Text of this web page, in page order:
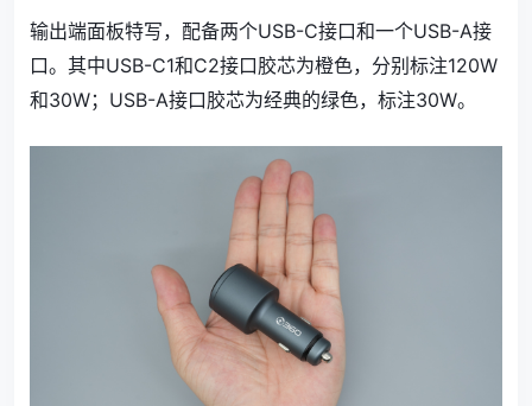
输出端面板特写，配备两个USB-C接口和一个USB-A接
口。其中USB-C1和C2接口胶芯为橙色，分别标注120W
和30W；USB-A接口胶芯为经典的绿色，标注30W。